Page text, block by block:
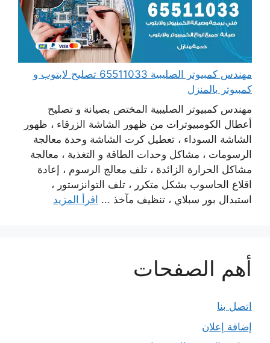
مهندس كمبيوتر الصليبية 65511033 تصليح لابتوب و
كمبيوتر بالمنزل
مهندس كمبيوتر الصليبية المختص بصيانة و تصليح
أعطال الكومبيوترات من ظهور الشاشة الزرقاء ، ظهور
الشاشة السوداء ، تعطيل كرت الشاشة وحدة معالجة
الرسومات ، مشاكل وحدات الطاقة و التغذية ، معالجة
مشاكل الحرارة الزائدة ، تلف معالج الرسوم ، إعادة
اقلاع الحاسوب بشكل متكرر ، تلف التوانزستور ،
استبدال بور سبلاي ، تنظيف مآخذ ... اقرأ المزيد
أهم الصفحات
اتصل بنا
إضافة إعلان